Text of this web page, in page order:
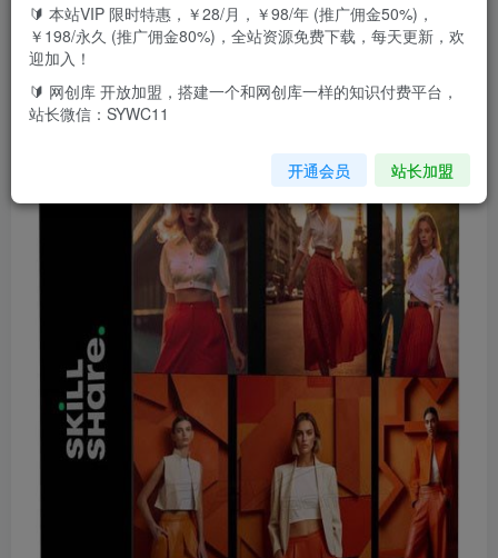
利用 Midjourneys Ai 人工智能设计自己的服装AI大师班-中英
字幕英文+中英字幕|1080P|
🔰 本站VIP 限时特惠，￥28/月，￥98/年 (推广佣金50%)，
￥198/永久 (推广佣金80%)，全站资源免费下载，每天更新，欢
迎加入！
🔰 网创库 开放加盟，搭建一个和网创库一样的知识付费平台，
站长微信：SYWC11
开通会员 站长加盟